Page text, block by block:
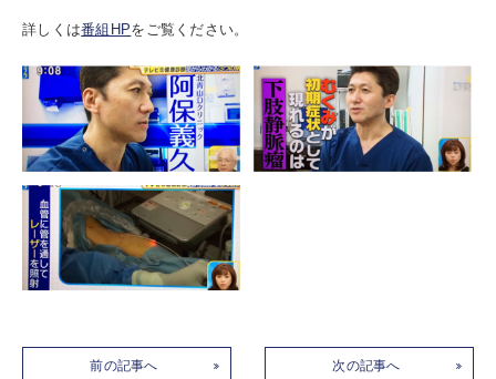
詳しくは番組HPをご覧ください。
前の記事へ 次の記事へ